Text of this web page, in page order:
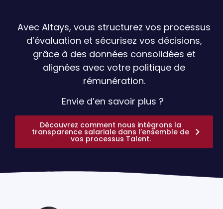
Avec Altays, vous structurez vos processus
d’évaluation et sécurisez vos décisions,
grâce à des données consolidées et
alignées avec votre politique de
rémunération.
Envie d’en savoir plus ?
Découvrez comment nous intégrons la
transparence salariale dans l’ensemble de
vos processus Talent.